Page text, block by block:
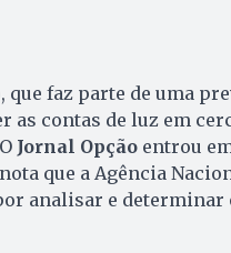
que faz parte de uma
as contas de luz em
Jornal Opçãoentrou
que a Agência
analisar e